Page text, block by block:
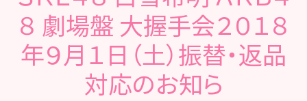
８ 劇場盤 大握手会２０１８
年９月１日（土）振替・返品
対応のお知ら